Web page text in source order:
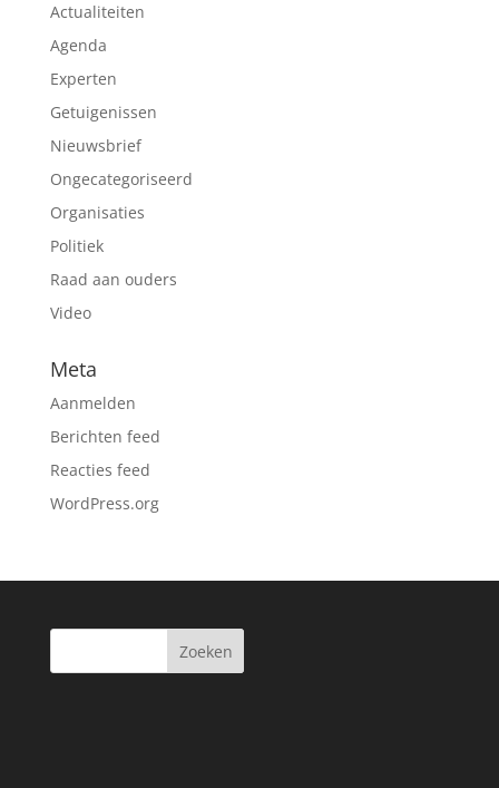
Actualiteiten
Agenda
Experten
Getuigenissen
Nieuwsbrief
Ongecategoriseerd
Organisaties
Politiek
Raad aan ouders
Video
Meta
Aanmelden
Berichten feed
Reacties feed
WordPress.org